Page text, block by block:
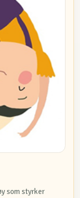
som styrker